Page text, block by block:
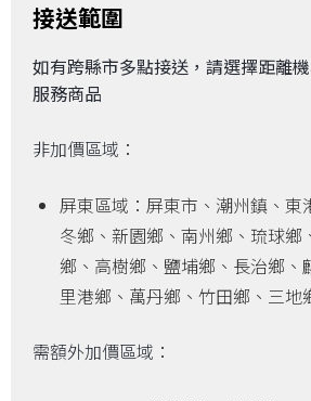
接送範圍
如有跨縣市多點接送，請選擇距離
服務商品
非加價區域：
屏東區域：屏東市、潮州鎮、東
冬鄉、新園鄉、南州鄉、琉球鄉
鄉、高樹鄉、鹽埔鄉、長治鄉、
里港鄉、萬丹鄉、竹田鄉、三地
需額外加價區域：